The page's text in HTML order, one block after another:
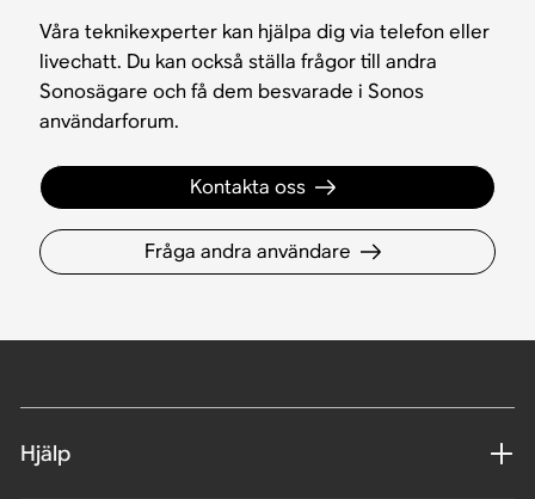
Våra teknikexperter kan hjälpa dig via telefon eller
livechatt. Du kan också ställa frågor till andra
Sonosägare och få dem besvarade i Sonos
användarforum.
Kontakta oss
Fråga andra användare
Hjälp